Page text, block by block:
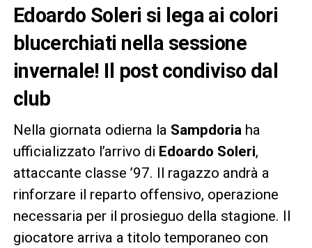
Edoardo Soleri si lega ai colori
blucerchiati nella sessione
invernale! Il post condiviso dal
club
Nella giornata odierna la Sampdoria ha
ufficializzato l’arrivo di Edoardo Soleri,
attaccante classe ’97. Il ragazzo andrà a
rinforzare il reparto offensivo, operazione
necessaria per il prosieguo della stagione. Il
giocatore arriva a titolo temporaneo con